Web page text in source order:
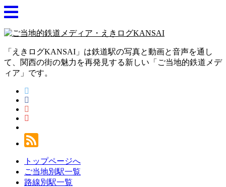
「えきログKANSAI」は鉄道駅の写真と動画と音声を通し
て、関西の街の魅力を再発見する新しい「ご当地的鉄道メデ
ィア」です。
トップページへ
ご当地別駅一覧
路線別駅一覧